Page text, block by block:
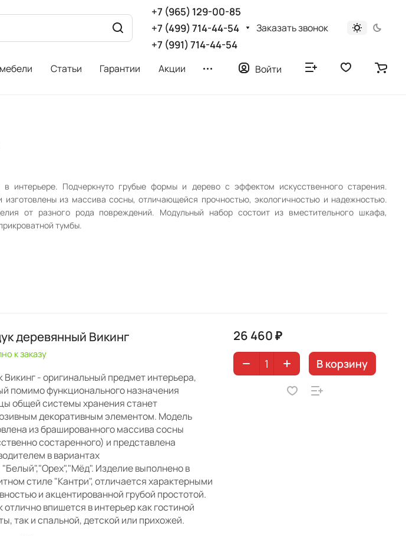
+7 (965) 129-00-85
+7 (499) 714-44-54
+7 (991) 714-44-54
Заказать звонок
Статьи Гарантии Акции Войти
интерьере. Подчеркнуто грубые формы и дерево с эффектом искусственного старения.
из массива сосны, отличающейся прочностью, экологичностью и надежностью.
от разного рода повреждений. Модульный набор состоит из вместительного шкафа,
тумбы.
деревянный Викинг
к заказу
Викинг - оригинальный предмет интерьера,
помимо функционального назначения
общей системы хранения станет
декоративным элементом. Модель
из брашированного массива сосны
состаренного) и представлена
в вариантах
"Белый","Орех","Мёд". Изделие выполнено в
стиле "Кантри", отличается характерными
и акцентированной грубой простотой.
отлично впишется в интерьер как гостиной
так и спальной, детской или прихожей.
26 460 ₽
В корзину